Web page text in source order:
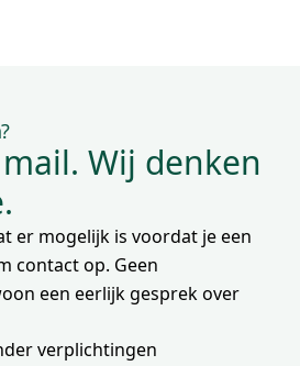
Wij denken
er mogelijk is voordat je een
contact op. Geen
een eerlijk gesprek over
verplichtingen